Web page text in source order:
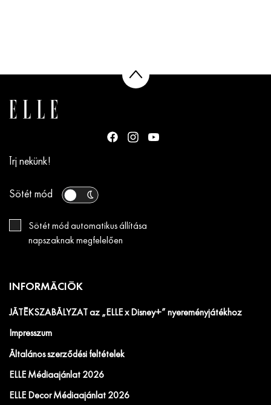
Írj nekünk!
Sötét mód
Sötét mód automatikus állítása
napszaknak megfelelően
INFORMÁCIÓK
JÁTÉKSZABÁLYZAT az „ELLE x Disney+” nyereményjátékhoz
Impresszum
Általános szerződési feltételek
ELLE Médiaajánlat 2026
ELLE Decor Médiaajánlat 2026